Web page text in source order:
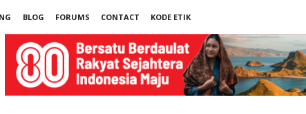
BLOG FORUMS CONTACT
KODE ETIK